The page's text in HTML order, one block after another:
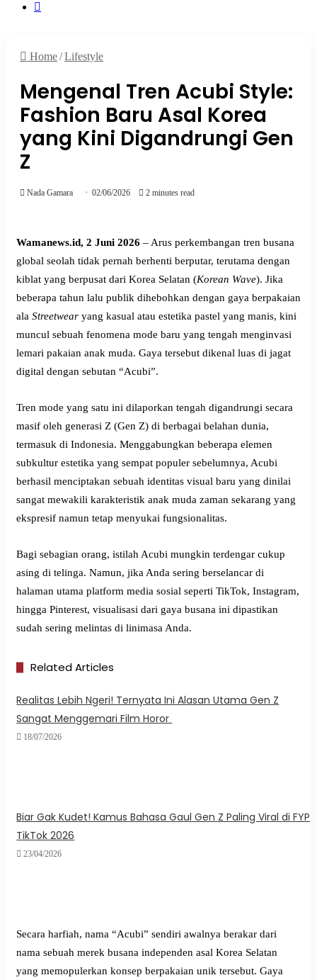
for
Home/Lifestyle
Mengenal Tren Acubi Style:
Fashion Baru Asal Korea
yang Kini Digandrungi Gen
Z
Nada Gamara 02/06/2026 2 minutes read
Wamanews.id, 2 Juni 2026 – Arus perkembangan tren busana
global seolah tidak pernah berhenti berputar, terutama dengan
kiblat yang berpusat dari Korea Selatan (Korean Wave). Jika
beberapa tahun lalu publik dihebohkan dengan gaya berpakaian
ala Streetwear yang kasual atau estetika pastel yang manis, kini
muncul sebuah fenomena mode baru yang tengah menginvasi
lemari pakaian anak muda. Gaya tersebut dikenal luas di jagat
digital dengan sebutan “Acubi”.
Tren mode yang satu ini dilaporkan tengah digandrungi secara
masif oleh generasi Z (Gen Z) di berbagai belahan dunia,
termasuk di Indonesia. Menggabungkan beberapa elemen
subkultur estetika yang sempat populer sebelumnya, Acubi
berhasil menciptakan sebuah identitas visual baru yang dinilai
sangat mewakili karakteristik anak muda zaman sekarang yang
ekspresif namun tetap menyukai fungsionalitas.
Bagi sebagian orang, istilah Acubi mungkin terdengar cukup
asing di telinga. Namun, jika Anda sering berselancar di
halaman utama platform media sosial seperti TikTok, Instagram,
hingga Pinterest, visualisasi dari gaya busana ini dipastikan
sudah sering melintas di linimasa Anda.
Related Articles
Realitas Lebih Ngeri! Ternyata Ini Alasan Utama Gen Z
Sangat Menggemari Film Horor
18/07/2026
Biar Gak Kudet! Kamus Bahasa Gaul Gen Z Paling Viral di FYP
TikTok 2026
23/04/2026
Secara harfiah, nama “Acubi” sendiri awalnya berakar dari
nama sebuah merek busana independen asal Korea Selatan
yang memopulerkan konsep berpakaian unik tersebut. Gaya